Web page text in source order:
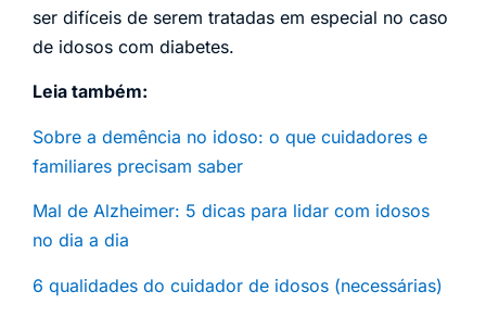
ser difíceis de serem tratadas em especial no caso
de idosos com diabetes.
Leia também:
Sobre a demência no idoso: o que cuidadores e
familiares precisam saber
Mal de Alzheimer: 5 dicas para lidar com idosos
no dia a dia
6 qualidades do cuidador de idosos (necessárias)